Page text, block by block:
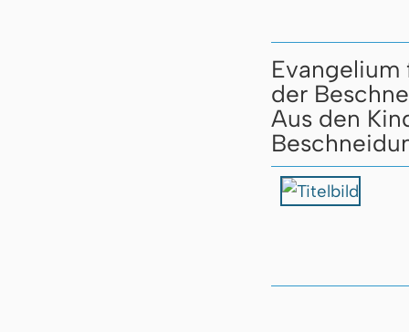
Evangelium
der
Aus den